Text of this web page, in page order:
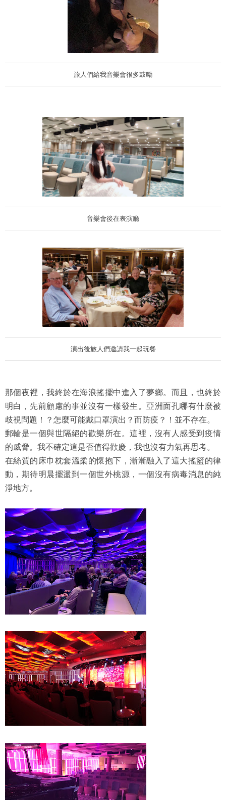
旅人們給我音樂會很多鼓勵
音樂會後在表演廳
演出後旅人們邀請我一起玩餐
那個夜裡，我終於在海浪搖擺中進入了夢鄉。而且，也終於
明白，先前顧慮的事並沒有一樣發生。亞洲面孔哪有什麼被
歧視問題！？怎麼可能戴口罩演出？而防疫？！並不存在。
郵輪是一個與世隔絕的歡樂所在。這裡，沒有人感受到疫情
的威脅。我不確定這是否值得歡慶，我也沒有力氣再思考。
在絲質的床巾枕套溫柔的懷抱下，漸漸融入了這大搖籃的律
動，期待明晨擺盪到一個世外桃源，一個沒有病毒消息的純
淨地方。